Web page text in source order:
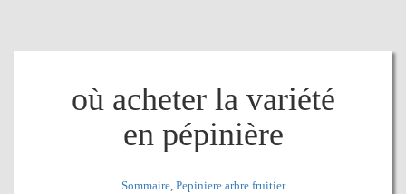
où acheter la variété
en pépinière
Sommaire, Pepiniere arbre fruitier